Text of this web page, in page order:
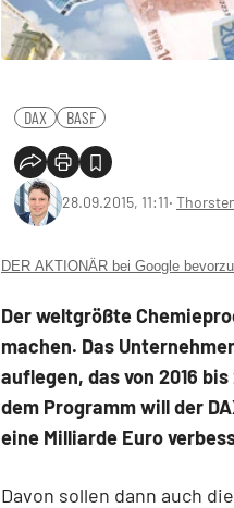
DAX BASF
28.09.2015, 11:11‧
DER AKTIONÄR bei Google
Der weltgrößte
machen. Das
auflegen, das von 2016
dem Programm will der
eine Milliarde Euro
Davon sollen dann auch